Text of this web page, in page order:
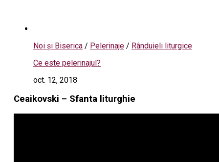
Noi și Biserica / Pelerinaje / Rânduieli liturgice
Ce este pelerinajul?
oct. 12, 2018
Ceaikovski – Sfanta liturghie